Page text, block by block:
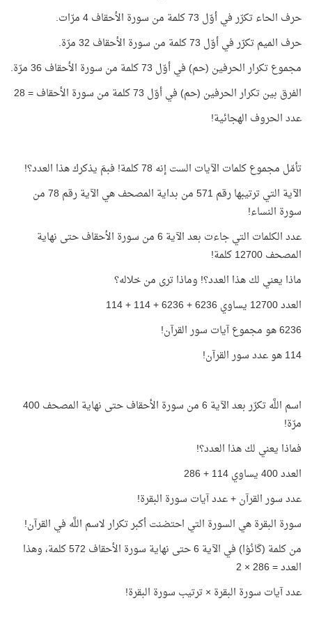
حرف الحاء تكرّر في أوّل 73 كلمة من سورة الأحقاف 4 مرّات.
حرف الميم تكرّر في أوّل 73 كلمة من سورة الأحقاف 32 مرّة.
مجموع تكرار الحرفين (حم) في أوّل 73 كلمة من سورة الأحقاف 36 مرّة.
الفرق بين تكرار الحرفين (حم) في أوّل 73 كلمة من سورة الأحقاف = 28
عدد الحروف الهجائية!
تأمّل مجموع كلمات الآيات الست إنه 78 كلمة! فبمَ يذكرك هذا العدد؟!
الآية التي ترتيبها رقم 571 من بداية المصحف هي الآية رقم 78 من
سورة النساء!
عدد الكلمات التي جاءت بعد الآية 6 من سورة الأحقاف حتى نهاية
المصحف 12700 كلمة!
ماذا يعني لك هذا العدد؟! وماذا ترى من خلاله؟
العدد 12700 يساوي 6236 + 6236 + 114 + 114
6236 هو مجموع آيات سور القرآن!
114 هو عدد سور القرآن!
اسم اللَّه تكرّر بعد الآية 6 من سورة الأحقاف حتى نهاية المصحف 400
مرّة!
فماذا يعني لك هذا العدد؟!
العدد 400 يساوي 114 + 286
عدد سور القرآن + عدد آيات سورة البقرة!
سورة البقرة هي السورة التي احتضنت أكبر تكرار لاسم اللَّه في القرآن!
من كلمة (كَانُوْا) في الآية 6 حتى نهاية سورة الأحقاف 572 كلمة، وهذا
العدد = 286 × 2
عدد آيات سورة البقرة × ترتيب سورة البقرة!